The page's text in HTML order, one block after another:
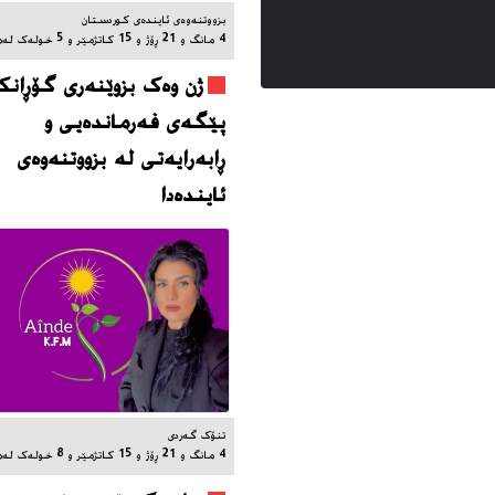
بزووتنه‌وه‌ی ئاینده‌ی کوردستان
4 مانگ و 21 ڕۆژ و 15 کاتژمێر و 5 خوله‌ک له‌مه‌وپێش‌
ژن وەک بزوێنەری
پێگەی فەرماندەیی و
ڕابەرایەتی لە بزووتنەوەی
ئایندەدا
تنۆک گەردی
4 مانگ و 21 ڕۆژ و 15 کاتژمێر و 8 خوله‌ک له‌مه‌وپێش‌